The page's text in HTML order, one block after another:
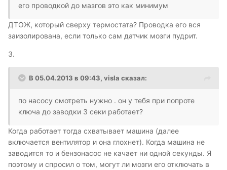
его проводкой до мазгов это как минимум
ДТОЖ, который сверху термостата? Проводка его вся
заизолирована, если только сам датчик мозги пудрит.
3.
В 05.04.2013 в 09:43, visla сказал:
по насосу смотреть нужно . он у тебя при попроте
ключа до заводки 3 секи работает?
Когда работает тогда схватывает машина (далее
включается вентилятор и она глохнет). Когда машина не
заводится то и бензонасос не качает ни одной секунды. Я
поэтому и спросил о том, могут ли мозги его отключать в